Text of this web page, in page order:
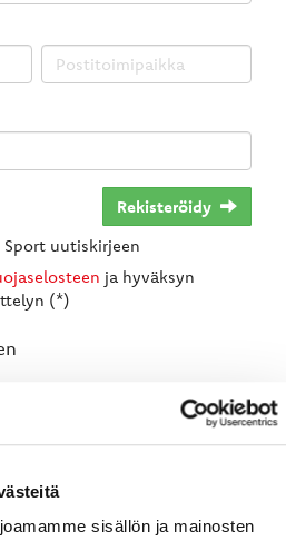
sisällön ja mainosten
Rekisteröidy
Sport uutiskirjeen
ja hyväksyn
(*)